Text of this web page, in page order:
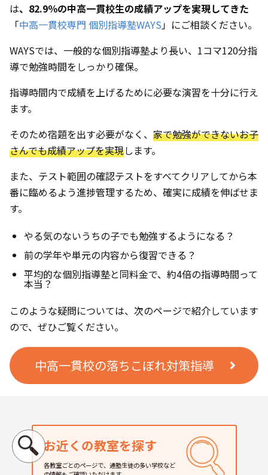
は、82.9％の中高一貫校生の成績アップを実現してきた
「中高一貫校専門 個別指導塾WAYS 」にご相談ください。
WAYSでは、一般的な個別指導塾より長い、1コマ120分指
導で勉強時間をしっかり確保。
指導時間内で成績を上げるために必要な演習を十分に行え
ます。
そのため宿題を出す必要がなく、 家で勉強ができないお子
さんでも成績アップを実現します。
また、テスト範囲の確認テストをすべてクリアしてから本
番に臨めるよう進捗管理するため、確実に成績を伸ばせま
す。
やる気のないうちの子でも勉強するようになる？
前の学年や単元の内容から復習できる？
平均的な個別指導塾と同料金で、約4倍の指導時間って
本当？
このような疑問については、次のページで紹介しています
ので、ぜひご覧ください。
中高一貫校の落ちこぼれ対策指導
お近くの教室を探す
各教室ごとのページで、通塾生徒の多い学校など